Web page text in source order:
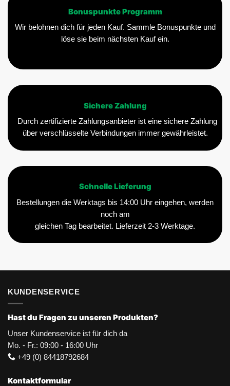
Bonuspunkte Programm
Wir belohnen dich für jeden Kauf. Sammle Bonuspunkte und
löse sie beim nächsten Kauf ein.
Sichere Zahlung
Durch zertifizierte Zahlungsanbieter ist eine sichere Zahlung
über verschlüsselte Verbindungen immer gewährleistet.
Schnelle Lieferung
Bestellungen die Werktags bis 14:00 Uhr eingehen, werden
noch am
gleichen Tag bearbeitet. Lieferzeit 2-3 Werktage.
KUNDENSERVICE
Hast du Fragen zu unseren Produkten?
Unser Kundenservice ist für dich da
Mo. - Fr.: 09:00 - 16:00 Uhr
+49 (0) 84418792684
Kontaktformular